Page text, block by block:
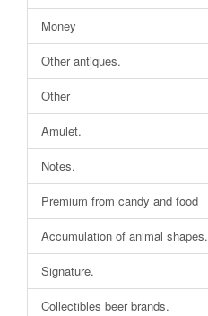
Money
Other antiques.
Other
Amulet.
Notes.
Premium from candy and food
Accumulation of animal shapes.
Signature.
Collectibles beer brands.